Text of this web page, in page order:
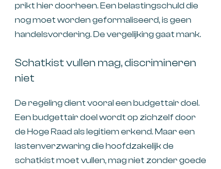
prikt hier doorheen. Een belastingschuld die
nog moet worden geformaliseerd, is geen
handelsvordering. De vergelijking gaat mank.
Schatkist vullen mag, discrimineren
niet
De regeling dient vooral een budgettair doel.
Een budgettair doel wordt op zichzelf door
de Hoge Raad als legitiem erkend. Maar een
lastenverzwaring die hoofdzakelijk de
schatkist moet vullen, mag niet zonder goede